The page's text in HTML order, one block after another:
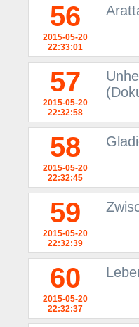
56
2015-05-20
22:33:01
57
2015-05-20
22:32:58
58
2015-05-20
22:32:45
59
2015-05-20
22:32:39
60
2015-05-20
22:32:37